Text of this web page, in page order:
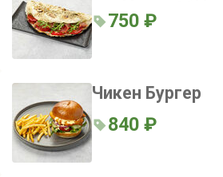
750 ₽
Чикен Бургер
840 ₽